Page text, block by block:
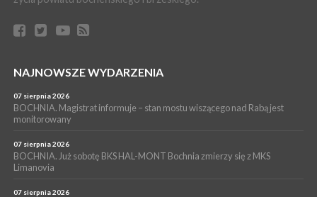
WYDARZENIA
06 sierpnia 2026
BORZĘCIN. Już w najbliższy weekend XIX Borzęckie Święto
PIELGRZYMKA 2026
Z BOCHNI NA JASNĄ GÓRĘ. Drugi dzień wędrówki [ZDJĘCIA]
WYDARZENIA
NASZ NEWS. Powstał Komitet Ochrony Ładu
Przestrzennego Miasta Bochnia. To odpowiedź na działania
magistratu
NAJNOWSZE WYDARZENIA
07 sierpnia 2026
BOCHNIA. Magistrat informuje – stan mostu wiszącego nad Rabą jest
monitorowany
07 sierpnia 2026
BOCHNIA. Już sobotę BKS HAL-MONT Bochnia zmierzy się z MKS
Limanovia
07 sierpnia 2026